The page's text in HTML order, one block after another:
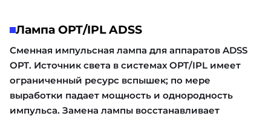
Лампа OPT/IPL ADSS
Сменная импульсная лампа для аппаратов ADSS
OPT. Источник света в системах OPT/IPL имеет
ограниченный ресурс вспышек; по мере
выработки падает мощность и однородность
импульса. Замена лампы восстанавливает